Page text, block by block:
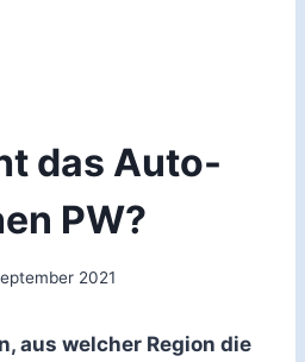
das Auto-
PW?
2021
aus welcher Region die